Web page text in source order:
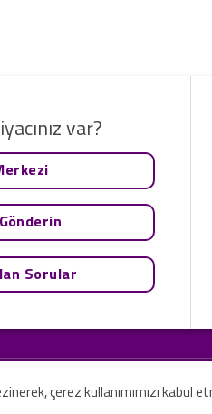
var?
Sorular
ve danışmanlık şirketi olarak
çerez kullanımımızı kabul